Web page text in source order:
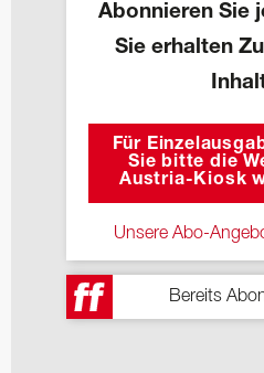
Abonnieren Sie
Sie erhalten
Für
Sie bitte die
Austria-Kiosk
Unsere Abo-
Bereits